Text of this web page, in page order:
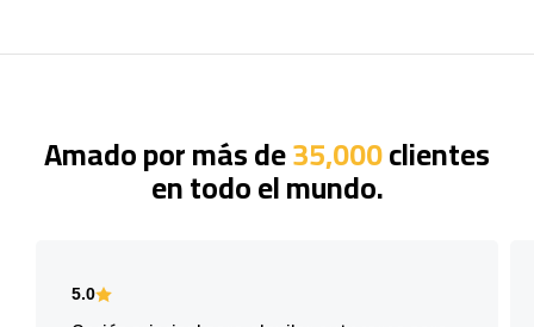
Amado por más de35,000clientes
en todo el mundo.
5.0